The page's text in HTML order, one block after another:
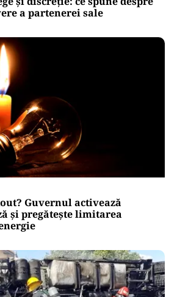
și discreție: ce spune despre
a partenerei sale